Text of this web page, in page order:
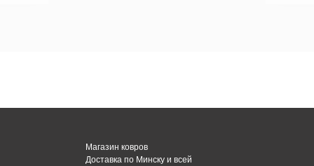
Магазин ковров
Доставка по Минску и всей